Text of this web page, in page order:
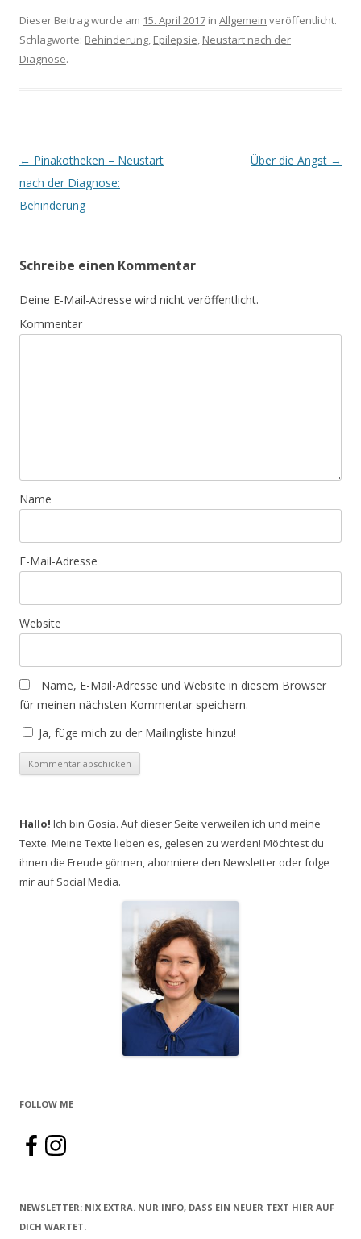
Dieser Beitrag wurde am 15. April 2017 in Allgemein veröffentlicht.
Schlagworte: Behinderung, Epilepsie, Neustart nach der
Diagnose.
Beitrags-
Navigation
← Pinakotheken – Neustart
nach der Diagnose:
Behinderung
Über die Angst →
Schreibe einen Kommentar
Deine E-Mail-Adresse wird nicht veröffentlicht.
Kommentar
Name
E-Mail-Adresse
Website
Name, E-Mail-Adresse und Website in diesem Browser
für meinen nächsten Kommentar speichern.
Ja, füge mich zu der Mailingliste hinzu!
Hallo! Ich bin Gosia. Auf dieser Seite verweilen ich und meine
Texte. Meine Texte lieben es, gelesen zu werden! Möchtest du
ihnen die Freude gönnen, abonniere den Newsletter oder folge
mir auf Social Media.
FOLLOW ME
NEWSLETTER: NIX EXTRA. NUR INFO, DASS EIN NEUER TEXT HIER AUF
DICH WARTET.